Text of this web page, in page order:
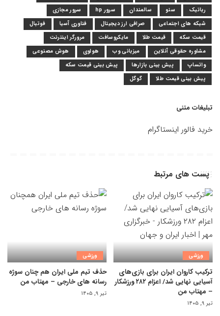
رباتیک
سئو سالمندان سرور hp
سرور مجازی
شبکه های اجتماعی
صرافی ارز دیجیتال فناوری آسیا
فوتبال
قیمت سکه
قیمت طلا مایکروسافت
مرورگر اینترنت
مشاوره حقوقی آنلاین
میزبانی وب هواوی
هوش مصنوعی
واتساپ
پیش بینی بازارها
پیش بینی قیمت سکه
پیش بینی قیمت طلا
گوگل
تبلیغات متنی
خرید فالور اینستاگرام
پست های مرتبط
ورزشی
ترکیب کاروان ایران برای بازی‌های
آسیایی نهایی شد/ اعزام ۲۸۲ ورزشکار
– مهتاب من
تیر ۹, ۱۴۰۵
ورزشی
حذف تیم ملی ایران هم چنان سوژه
رسانه های خارجی – مهتاب من
تیر ۹, ۱۴۰۵